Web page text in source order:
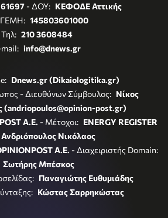
- ΔΟΥ: ΚΕΦΟΔΕ Αττικής
ΓΕΜΗ: 145803601000
Τηλ: 210 3608484
mail: info@dnews.gr
Dnews.gr (Dikaiologitika.gr)
- Διευθύνων Σύμβουλος: Νίκος
(andriopoulos@opinion-post.gr)
A.E. - Μέτοχοι: ENERGY REGISTER
Νικόλαος
A.E. - Διαχειριστής Domain:
Σωτήρης Μπέσκος
Παναγιώτης Ευθυμιάδης
Κώστας Σαρρηκώστας